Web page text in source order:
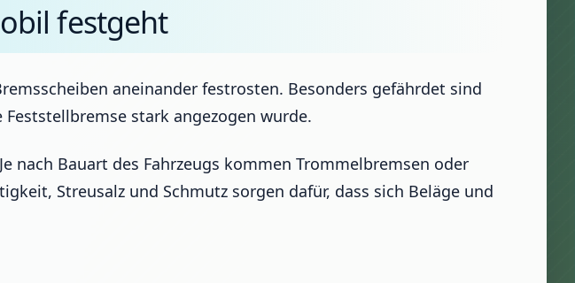
festgeht
aneinander festrosten. Besonders gefährdet sind
stark angezogen wurde.
nach Bauart des Fahrzeugs kommen Trommelbremsen oder
Streusalz und Schmutz sorgen dafür, dass sich Beläge und